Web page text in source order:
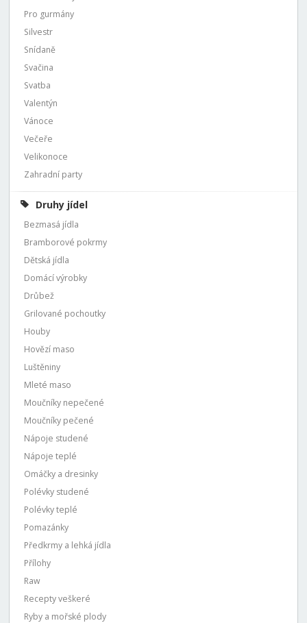
Pro gurmány
Silvestr
Snídaně
Svačina
Svatba
Valentýn
Vánoce
Večeře
Velikonoce
Zahradní party
Druhy jídel
Bezmasá jídla
Bramborové pokrmy
Dětská jídla
Domácí výrobky
Drůbež
Grilované pochoutky
Houby
Hovězí maso
Luštěniny
Mleté maso
Moučníky nepečené
Moučníky pečené
Nápoje studené
Nápoje teplé
Omáčky a dresinky
Polévky studené
Polévky teplé
Pomazánky
Předkrmy a lehká jídla
Přílohy
Raw
Recepty veškeré
Ryby a mořské plody